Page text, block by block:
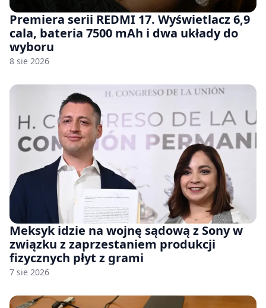
Premiera serii REDMI 17. Wyświetlacz 6,9
cala, bateria 7500 mAh i dwa układy do
wyboru
8 sie 2026
Meksyk idzie na wojnę sądową z Sony w
związku z zaprzestaniem produkcji
fizycznych płyt z grami
7 sie 2026